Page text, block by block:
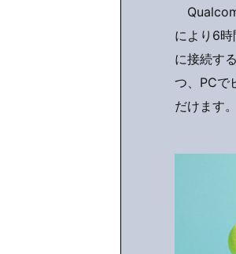
により6
に接続す
つ、PCで
だけます。